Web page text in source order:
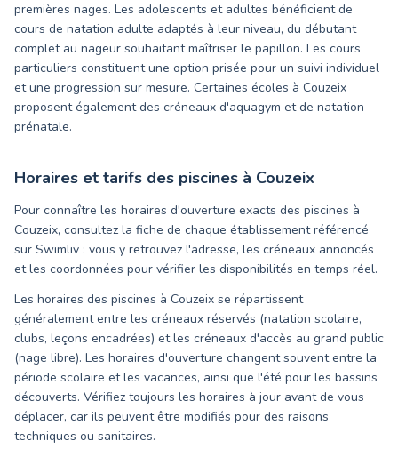
premières nages. Les adolescents et adultes bénéficient de
cours de natation adulte adaptés à leur niveau, du débutant
complet au nageur souhaitant maîtriser le papillon. Les cours
particuliers constituent une option prisée pour un suivi individuel
et une progression sur mesure. Certaines écoles à Couzeix
proposent également des créneaux d'aquagym et de natation
prénatale.
Horaires et tarifs des piscines à Couzeix
Pour connaître les horaires d'ouverture exacts des piscines à
Couzeix, consultez la fiche de chaque établissement référencé
sur Swimliv : vous y retrouvez l'adresse, les créneaux annoncés
et les coordonnées pour vérifier les disponibilités en temps réel.
Les horaires des piscines à Couzeix se répartissent
généralement entre les créneaux réservés (natation scolaire,
clubs, leçons encadrées) et les créneaux d'accès au grand public
(nage libre). Les horaires d'ouverture changent souvent entre la
période scolaire et les vacances, ainsi que l'été pour les bassins
découverts. Vérifiez toujours les horaires à jour avant de vous
déplacer, car ils peuvent être modifiés pour des raisons
techniques ou sanitaires.